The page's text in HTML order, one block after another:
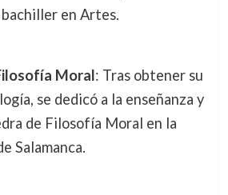
en Artes.
Moral: Tras obtener su
se dedicó a la enseñanza y
de Filosofía Moral en la
Salamanca.